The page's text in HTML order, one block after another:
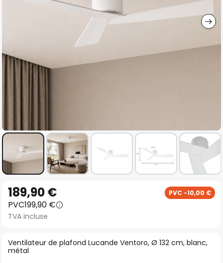
to
the
beginning
the
images
Ventilateur de plafond Lucande Ventoro, Ø 132 cm, blanc,
métal
189,90 € PVC -10,00 €
PVC199,90 €
TVA incluse